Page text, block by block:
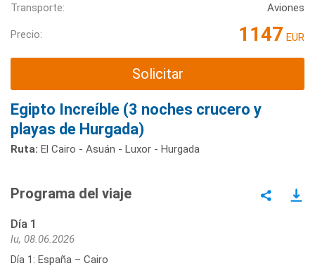
Transporte:
Aviones
Precio: 1147 EUR
Solicitar
Egipto Increíble (3 noches crucero y
playas de Hurgada)
Ruta: El Cairo - Asuán - Luxor - Hurgada
Programa del viaje
Día 1
lu, 08.06.2026
Día 1: España – Cairo